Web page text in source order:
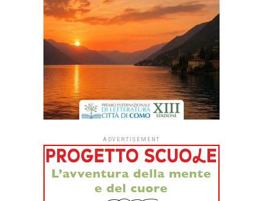
ADVERTISEMENT